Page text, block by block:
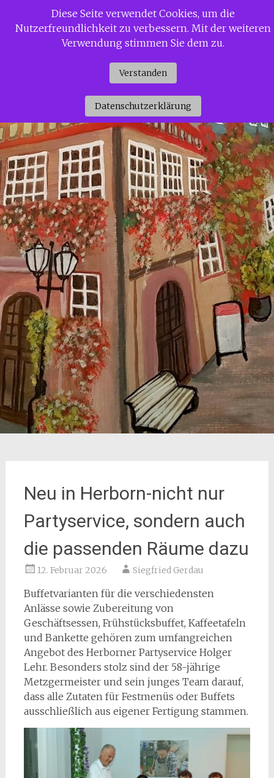
InhaltSiggi Gerdaus Welt
Neu in Herborn-nicht nur
Partyservice, sondern auch
die passenden Räume dazu
12. Februar 2026 Siegfried Gerdau
Buffetvarianten für die verschiedensten
Anlässe sowie Zubereitung von
Geschäftsessen, Frühstücksbuffet, Kaffeetafeln
und Bankette gehören zum umfangreichen
Angebot des Herborner Partyservice Holger
Lehr. Besonders stolz sind der 58-jährige
Metzgermeister und sein junges Team darauf,
dass alle Zutaten für Festmenüs oder Buffets
ausschließlich aus eigener Fertigung stammen.
Diese Seite verwendet Cookies, um die
Nutzerfreundlichkeit zu verbessern. Mit der weiteren
Verwendung stimmen Sie dem zu.
Verstanden
Datenschutzerklärung